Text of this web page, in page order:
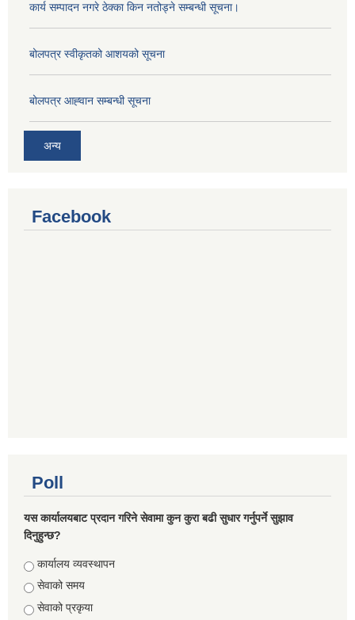
कार्य सम्पादन नगरे ठेक्का किन नतोड्ने सम्बन्धी सूचना।
बोलपत्र स्वीकृतको आशयको सूचना
बोलपत्र आह्‍वान सम्बन्धी सूचना
अन्य
Facebook
Poll
यस कार्यालयबाट प्रदान गरिने सेवामा कुन कुरा बढी सुधार गर्नुपर्ने सुझाव
दिनुहुन्छ?
Choices
कार्यालय व्यवस्थापन
सेवाको समय
सेवाको प्रकृया